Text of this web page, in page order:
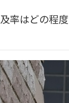
率はどの程